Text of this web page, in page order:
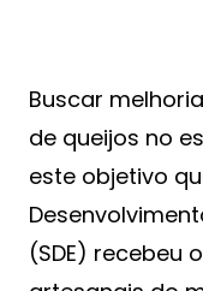
Buscar
de queijos no
este objetivo
(SDE) recebeu